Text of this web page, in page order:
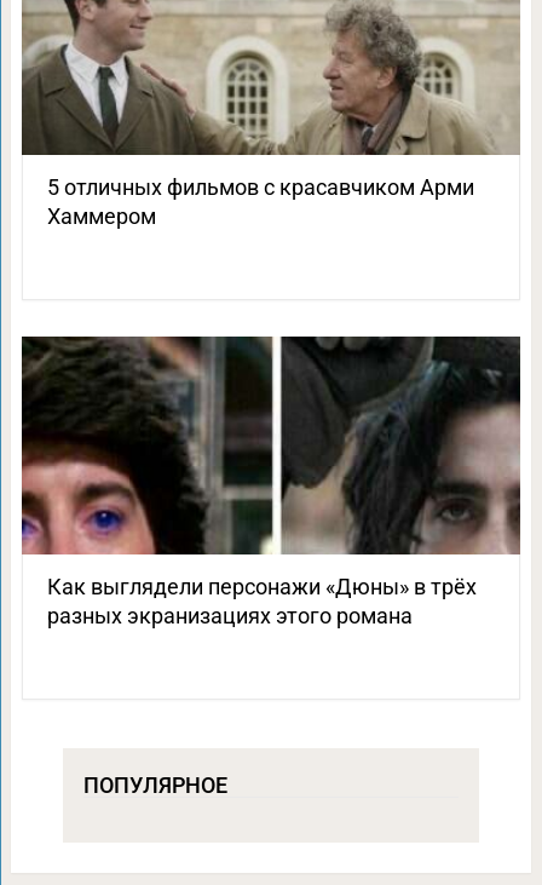
5 отличных фильмов с красавчиком Арми
Хаммером
Как выглядели персонажи «Дюны» в трёх
разных экранизациях этого романа
ПОПУЛЯРНОЕ